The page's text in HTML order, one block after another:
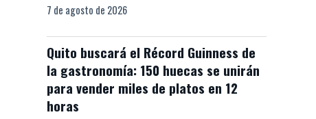
7 de agosto de 2026
Quito buscará el Récord Guinness de
la gastronomía: 150 huecas se unirán
para vender miles de platos en 12
horas